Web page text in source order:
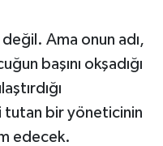
Ama onun adı,
başını okşadığı
bir yöneticinin
edecek.